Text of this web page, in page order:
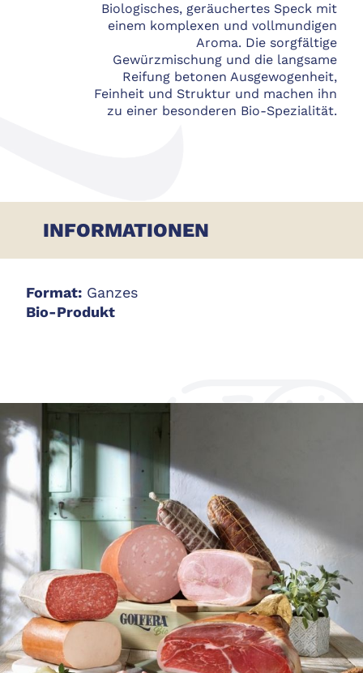
Biologisches, geräuchertes Speck mit
einem komplexen und vollmundigen
Aroma. Die sorgfältige
Gewürzmischung und die langsame
Reifung betonen Ausgewogenheit,
Feinheit und Struktur und machen ihn
zu einer besonderen Bio-Spezialität.
INFORMATIONEN
Format: Ganzes
Bio-Produkt